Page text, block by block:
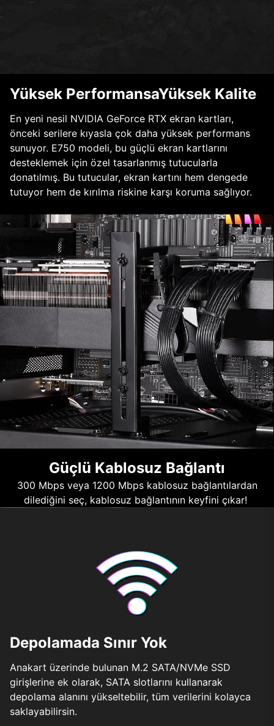
Yüksek PerformansaYüksek Kalite
En yeni nesil NVIDIA GeForce RTX ekran kartları,
önceki serilere kıyasla çok daha yüksek performans
sunuyor. E750 modeli, bu güçlü ekran kartlarını
desteklemek için özel tasarlanmış tutucularla
donatılmış. Bu tutucular, ekran kartını hem dengede
tutuyor hem de kırılma riskine karşı koruma sağlıyor.
Güçlü Kablosuz Bağlantı
300 Mbps veya 1200 Mbps kablosuz bağlantılardan
dilediğini seç, kablosuz bağlantının keyfini çıkar!
Depolamada Sınır Yok
Anakart üzerinde bulunan M.2 SATA/NVMe SSD
girişlerine ek olarak, SATA slotlarını kullanarak
depolama alanını yükseltebilir, tüm verilerini kolayca
saklayabilirsin.